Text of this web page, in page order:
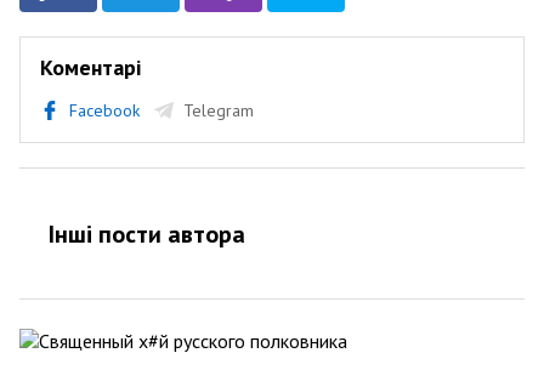
Коментарі
Facebook Telegram
Інші пости автора